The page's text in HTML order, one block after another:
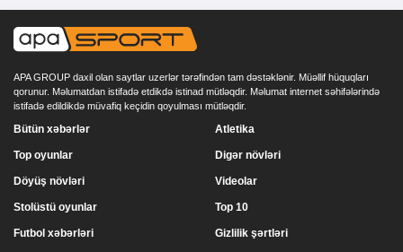
APA GROUP daxil olan saytlar uzerlər tərəfindən tam dəstəklənir. Müəllif hüquqları
qorunur. Məlumatdan istifadə etdikdə istinad mütləqdir. Məlumat internet səhifələrində
istifadə edildikdə müvafiq keçidin qoyulması mütləqdir.
Bütün xəbərlər
Top oyunlar
Döyüş növləri
Stolüstü oyunlar
Atletika
Digər növləri
Videolar
Top 10
Futbol xəbərləri Gizlilik şərtləri